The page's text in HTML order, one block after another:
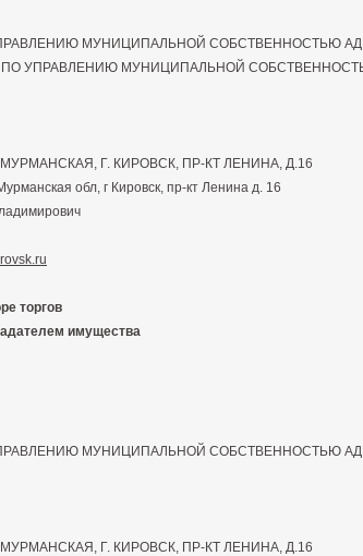
МУНИЦИПАЛЬНОЙ СОБСТВЕННОСТЬЮ
ПО УПРАВЛЕНИЮ МУНИЦИПАЛЬНОЙ
Г. КИРОВСК, ПР-КТ ЛЕНИНА, Д.16
обл, г Кировск, пр-кт Ленина д. 16
торгов
имущества
МУНИЦИПАЛЬНОЙ СОБСТВЕННОСТЬЮ
Г. КИРОВСК, ПР-КТ ЛЕНИНА, Д.16